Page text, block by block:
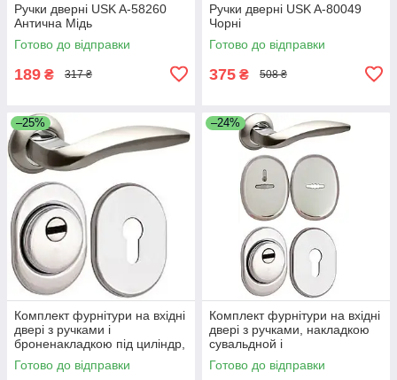
Ручки дверні USK A-58260
Антична Мідь
Готово до відправки
189 ₴ 317 ₴
Ручки дверні USK A-80049
Чорні
Готово до відправки
375 ₴ 508 ₴
–25%
Комплект фурнітури на вхідні
двері з ручками і
броненакладкою під циліндр,
Нікель
Готово до відправки
–24%
Комплект фурнітури на вхідні
двері з ручками, накладкою
сувальдной і
броненакладкою під циліндр,
Нікель
Готово до відправки